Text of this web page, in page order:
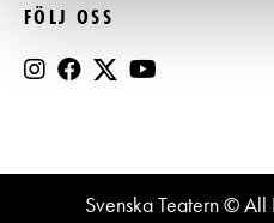
FÖLJ OSS
Svenska Teatern © All